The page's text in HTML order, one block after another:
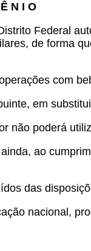
N I O
Federal
de forma
com
em
não poderá
ao
das
nacional,